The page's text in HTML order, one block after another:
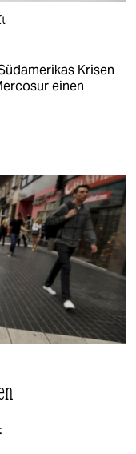
Krisen
einen